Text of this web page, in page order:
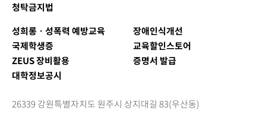
청탁금지법
성희롱ㆍ성폭력 예방교육
장애인식개선
국제학생증
교육할인스토어
ZEUS 장비활용
증명서 발급
대학정보공시
26339 강원특별자치도 원주시 상지대길 83(우산동)